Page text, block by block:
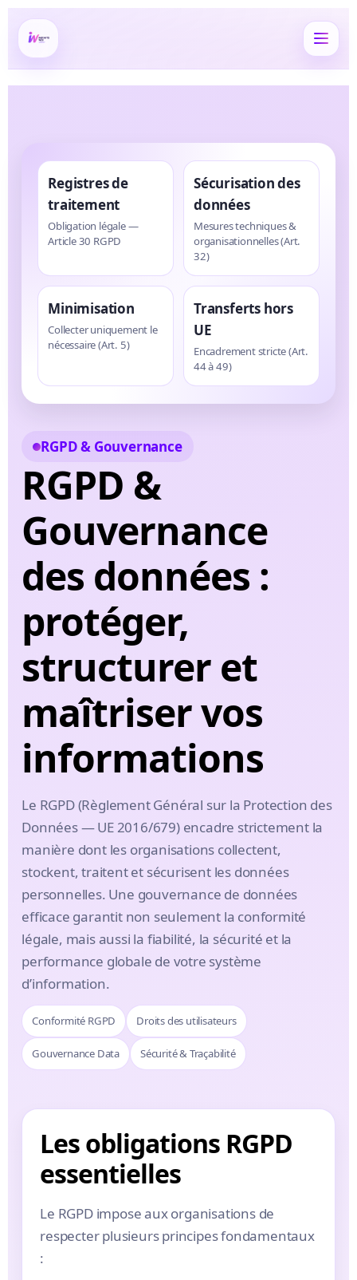
RGPD & Gouvernance
RGPD &
Gouvernance
des données :
protéger,
structurer et
maîtriser vos
informations
Le RGPD (Règlement Général sur la Protection des
Données — UE 2016/679) encadre strictement la
manière dont les organisations collectent,
stockent, traitent et sécurisent les données
personnelles. Une gouvernance de données
efficace garantit non seulement la conformité
légale, mais aussi la fiabilité, la sécurité et la
performance globale de votre système
d’information.
Conformité RGPD Droits des utilisateurs
Gouvernance Data Sécurité & Traçabilité
Registres de
traitement
Obligation légale —
Article 30 RGPD
Sécurisation des
données
Mesures techniques &
organisationnelles (Art.
32)
Minimisation
Collecter uniquement le
nécessaire (Art. 5)
Transferts hors
UE
Encadrement stricte (Art.
44 à 49)
Les obligations RGPD
essentielles
Le RGPD impose aux organisations de
respecter plusieurs principes fondamentaux
: